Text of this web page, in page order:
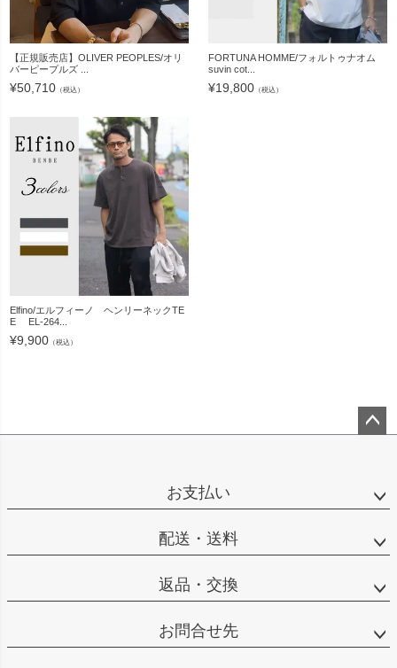
【正規販売店】OLIVER PEOPLES/オリ
バーピープルズ ...
¥50,710 （税込）
FORTUNA HOMME/フォルトゥナオム
suvin cot...
¥19,800 （税込）
Elfino/エルフィーノ ヘンリーネックTE
E EL-264...
¥9,900 （税込）
お支払い
配送・送料
返品・交換
お問合せ先